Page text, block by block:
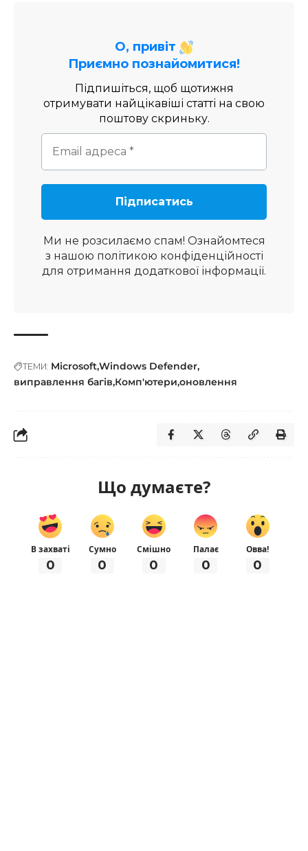
О, привіт
Приємно познайомитися!
Підпишіться, щоб щотижня
отримувати найцікавіші статті на свою
поштову скриньку.
Ми не розсилаємо спам! Ознайомтеся
з нашою політикою конфіденційності
для отримання додаткової інформації.
ТЕМИ: MicrosoftWindows Defender
виправлення багів Комп'ютери оновлення
Що думаєте?
В захваті
0
Сумно
0
Смішно
0
Палає
0
Овва!
0